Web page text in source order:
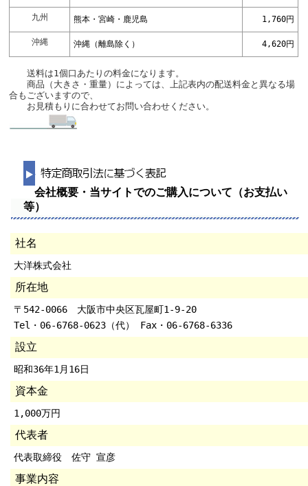
九州 熊本・宮崎・鹿児島 1,760円
沖縄 沖縄（離島除く） 4,620円
送料は1個口あたりの料金になります。
商品（大きさ・重量）によっては、上記表内の配送料金と異なる場
合もございますので、
お見積もりに合わせてお問い合わせください。
会社概要・当サイトでのご購入について（お支払い
等）
社名
大洋株式会社
所在地
〒542-0066 大阪市中央区瓦屋町1-9-20
Tel・06-6768-0623（代） Fax・06-6768-6336
設立
昭和36年1月16日
資本金
1,000万円
代表者
代表取締役 佐守 宣彦
事業内容